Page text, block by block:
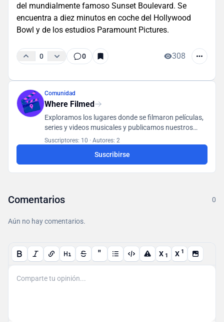
del mundialmente famoso Sunset Boulevard. Se
encuentra a diez minutos en coche del Hollywood
Bowl y de los estudios Paramount Pictures.
0 0 308
Comunidad
Where Filmed
Exploramos los lugares donde se filmaron películas,
series y videos musicales y publicamos nuestros
hallazgos en una base de datos accesible para todos
los usuarios.
Suscriptores: 10 · Autores: 2
Suscribirse
Comentarios 0
Aún no hay comentarios.
" X 1 X 1